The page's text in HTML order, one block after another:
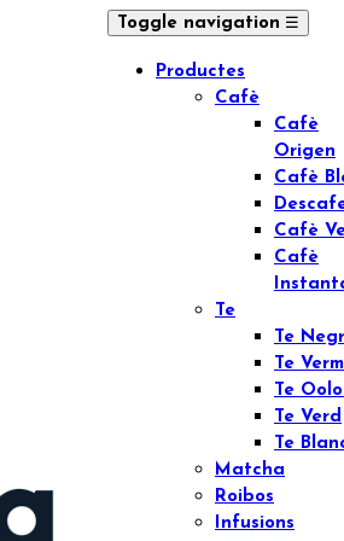
Toggle navigation ☰
Productes
Cafè
Cafè
Origen
Cafè
Cafè
Cafè
Te
Te
Te
Te
Te Verd
Te
Matcha
Roibos
Infusions